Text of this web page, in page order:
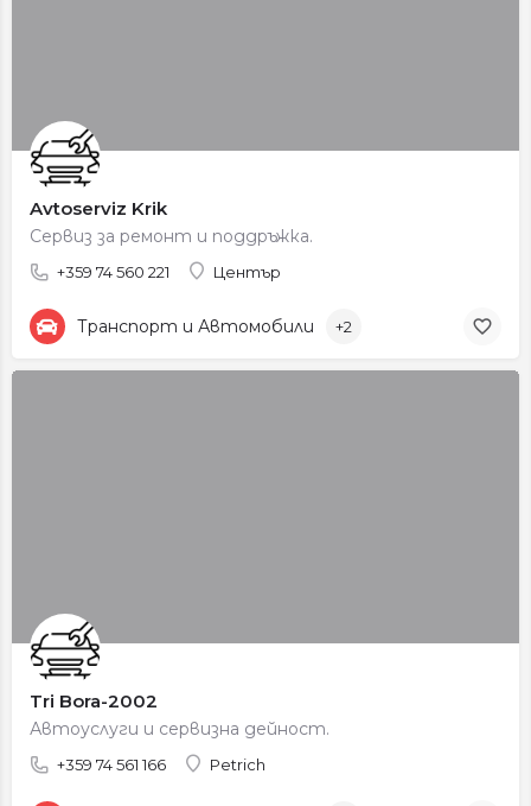
Avtoserviz Krik
Сервиз за ремонт и поддръжка.
+359 74 560 221 Център
Транспорт и Автомобили +2
Tri Bora-2002
Автоуслуги и сервизна дейност.
+359 74 561 166 Petrich